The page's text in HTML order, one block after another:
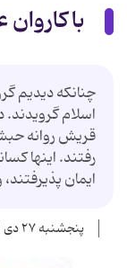
با
چنانکه دیدیم‌
اسلام گرویدند.
قریش روانه
رفتند. اینها
ایمان
پنجشنبه ۲۷ دی ۱۳۸۶ - ۰۰:۰۰